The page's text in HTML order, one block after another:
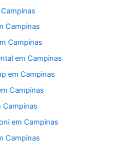
Campinas
Campinas
em Campinas
em Campinas
Campinas
Campinas
em Campinas
Campinas